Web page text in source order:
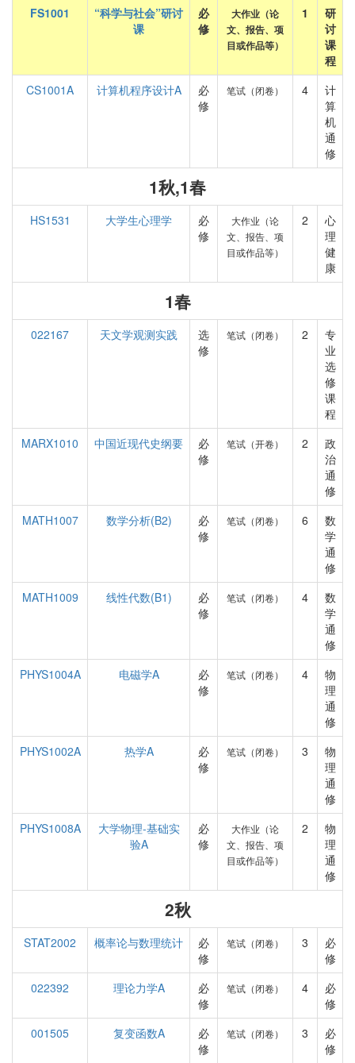
FS1001
“科学与社会”研讨
课
必
修
大作业（论
文、报告、项
目或作品等）
1
研
讨
课
程
CS1001A
计算机程序设计A
必
修
笔试（闭卷） 4
计
算
机
通
修
1秋,1春
HS1531 大学生心理学
必
修
大作业（论
文、报告、项
目或作品等）
2
心
理
健
康
1春
022167 天文学观测实践
选
修
笔试（闭卷） 2
专
业
选
修
课
程
MARX1010
中国近现代史纲要
必
修
笔试（开卷） 2
政
治
通
修
MATH1007
数学分析(B2)
必
修
笔试（闭卷） 6
数
学
通
修
MATH1009
线性代数(B1)
必
修
笔试（闭卷） 4
数
学
通
修
PHYS1004A
电磁学A
必
修
笔试（闭卷） 4
物
理
通
修
PHYS1002A
热学A
必
修
笔试（闭卷） 3
物
理
通
修
PHYS1008A
大学物理-基础实
验A
必
修
大作业（论
文、报告、项
目或作品等）
2
物
理
通
修
2秋
STAT2002 概率论与数理统计
必
修
笔试（闭卷） 3
必
修
022392
理论力学A
必
修
笔试（闭卷） 4
必
修
001505
复变函数A
必
修
笔试（闭卷） 3
必
修